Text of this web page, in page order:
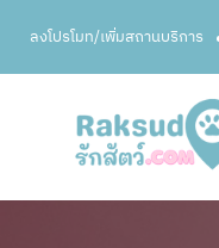
ลงโปรโมท/เพิ่มสถานบริการ